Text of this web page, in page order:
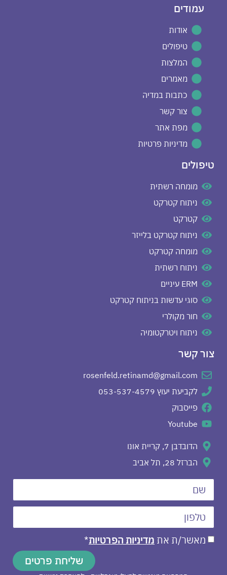
עמודים
אודות
טיפולים
המלצות
מאמרים
כתבות במדיה
צור קשר
מפת אתר
מדיניות פרטיות
טיפולים
מומחה רשתית
ניתוח קטרקט
קטרקט
ניתוח קטרקט בלייזר
מומחה קטרקט
ניתוח רשתית
ERM עיניים
סוגי עדשות בניתוח קטרקט
חור מקולרי
ניתוח ויטרקטומיה
צור קשר
rosenfeld.retinamd@gmail.com
לקביעת יעוץ 053-537-4579
פייסבוק
Youtube
הדובדבן 7, קריית אונו
הברזל 28, תל אביב
מאשר/ת את מדיניות הפרטיות*
שליחת פרטים